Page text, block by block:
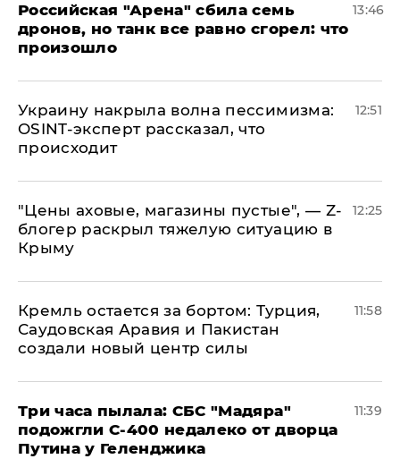
​Российская "Арена" сбила семь
дронов, но танк все равно сгорел: что
произошло
13:46
​Украину накрыла волна пессимизма:
OSINT-эксперт рассказал, что
происходит
12:51
​"Цены аховые, магазины пустые", — Z-
блогер раскрыл тяжелую ситуацию в
Крыму
12:25
​Кремль остается за бортом: Турция,
Саудовская Аравия и Пакистан
создали новый центр силы
11:58
Три часа пылала: СБС "Мадяра"
подожгли С-400 недалеко от дворца
Путина у Геленджика
11:39